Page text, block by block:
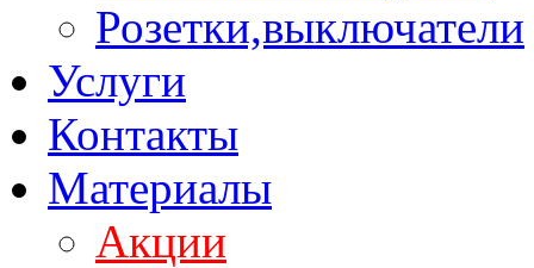
Розетки,выключатели
Услуги
Контакты
Материалы
Акции